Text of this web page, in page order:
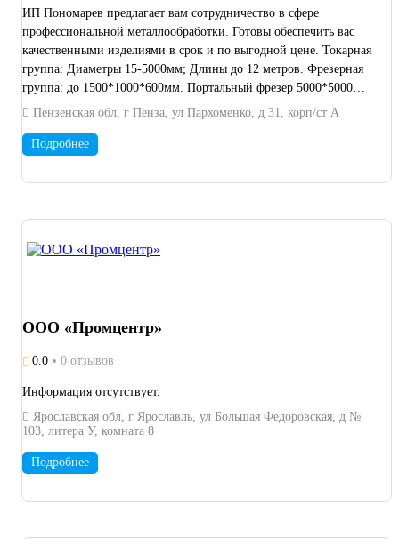
ИП Пономарев предлагает вам сотрудничество в сфере
профессиональной металлообработки. Готовы обеспечить вас
качественными изделиями в срок и по выгодной цене. Токарная
группа: Диаметры 15-5000мм; Длины до 12 метров. Фрезерная
группа: до 1500*1000*600мм. Портальный фрезер 5000*5000
Вальцовка обечаек большой толщины ЧПУ и Универсальные
сборок. Глубокое сверление диаметрами от 95 до 150мм
стороны. Изговление деталей по сломанному образцу с хим.
больших партий заготовок под ЧПУ. Комплексные работы:
рифление, долбежка, шлицы, покрытия, сборка.
Пензенская обл, г Пенза, ул Пархоменко, д 31, корп/ст А
Подробнее
ООО «Промцентр»
0.0 0 отзывов
Информация отсутствует.
Ярославская обл, г Ярославль, ул Большая Федоровская, д №
103, литера У, комната 8
Подробнее